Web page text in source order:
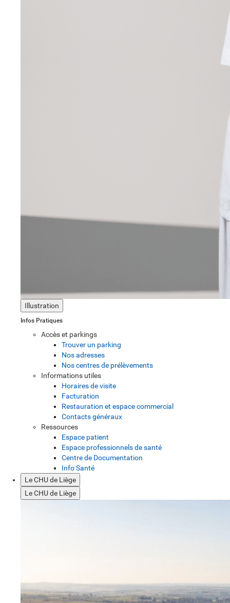
Illustration
Infos Pratiques
Accès et parkings
Trouver un parking
Nos adresses
Nos centres de prélèvements
Informations utiles
Horaires de visite
Facturation
Restauration et espace commercial
Contacts généraux
Ressources
Espace patient
Espace professionnels de santé
Centre de Documentation
Info Santé
Le CHU de Liège
Le CHU de Liège